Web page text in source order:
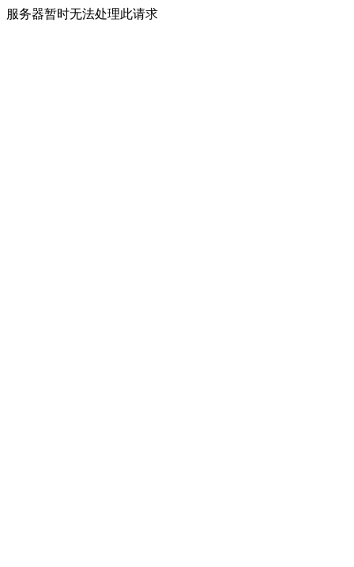
服务器暂时无法处理此请求